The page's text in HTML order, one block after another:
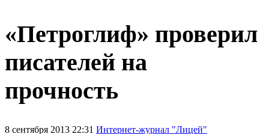
«Петроглиф» проверил
писателей на
прочность
8 сентября 2013 22:31 Интернет-журнал "Лицей"